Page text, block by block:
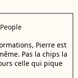
Pierre est
Pas la chips la
celle qui pique